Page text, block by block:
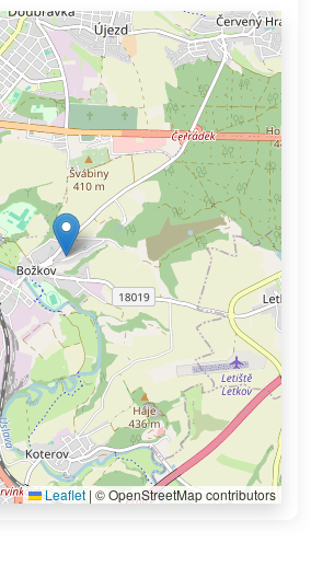
Leaflet | © OpenStreetMap contributors